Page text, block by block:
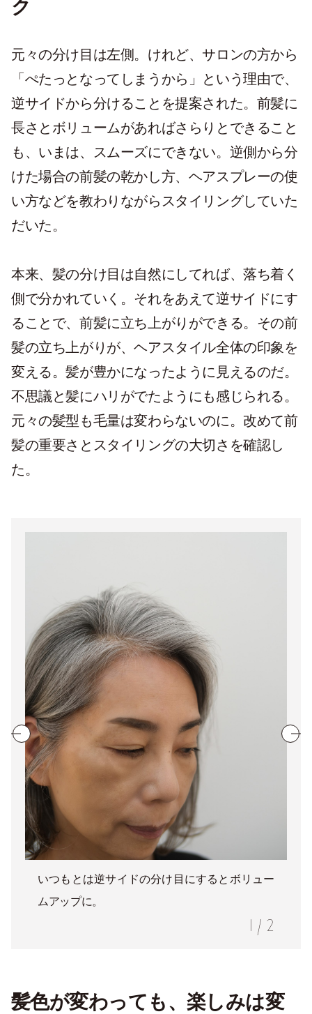
ク
元々の分け目は左側。けれど、サロンの方から
「ぺたっとなってしまうから」という理由で、
逆サイドから分けることを提案された。前髪に
長さとボリュームがあればさらりとできること
も、いまは、スムーズにできない。逆側から分
けた場合の前髪の乾かし方、ヘアスプレーの使
い方などを教わりながらスタイリングしていた
だいた。
本来、髪の分け目は自然にしてれば、落ち着く
側で分かれていく。それをあえて逆サイドにす
ることで、前髪に立ち上がりができる。その前
髪の立ち上がりが、ヘアスタイル全体の印象を
変える。髪が豊かになったように見えるのだ。
不思議と髪にハリがでたようにも感じられる。
元々の髪型も毛量は変わらないのに。改めて前
髪の重要さとスタイリングの大切さを確認し
た。
いつもとは逆サイドの分け目にするとボリュー
ムアップに。
1 / 2
髪色が変わっても、楽しみは変